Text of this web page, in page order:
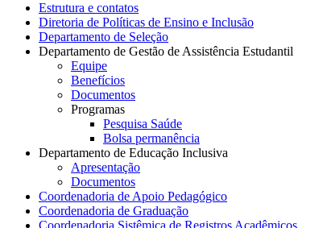
Estrutura e contatos
Diretoria de Políticas de Ensino e Inclusão
Departamento de Seleção
Departamento de Gestão de Assistência Estudantil
Equipe
Benefícios
Documentos
Programas
Pesquisa Saúde
Bolsa permanência
Departamento de Educação Inclusiva
Apresentação
Documentos
Coordenadoria de Apoio Pedagógico
Coordenadoria de Graduação